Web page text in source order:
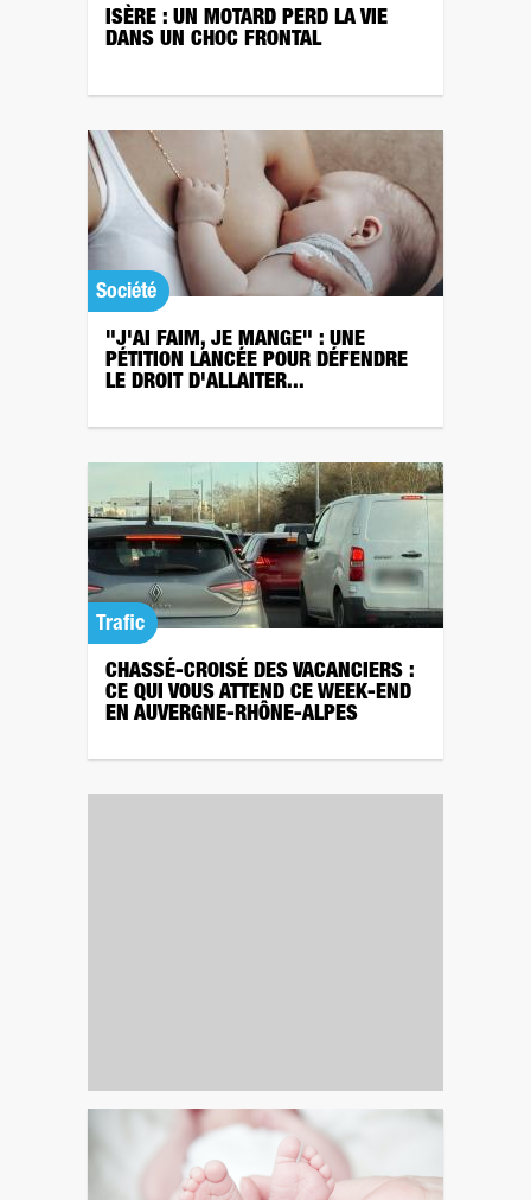
ISÈRE : UN MOTARD PERD LA VIE
DANS UN CHOC FRONTAL
Société
"J'AI FAIM, JE MANGE" : UNE
PÉTITION LANCÉE POUR DÉFENDRE
LE DROIT D'ALLAITER...
Trafic
CHASSÉ-CROISÉ DES VACANCIERS :
CE QUI VOUS ATTEND CE WEEK-END
EN AUVERGNE-RHÔNE-ALPES